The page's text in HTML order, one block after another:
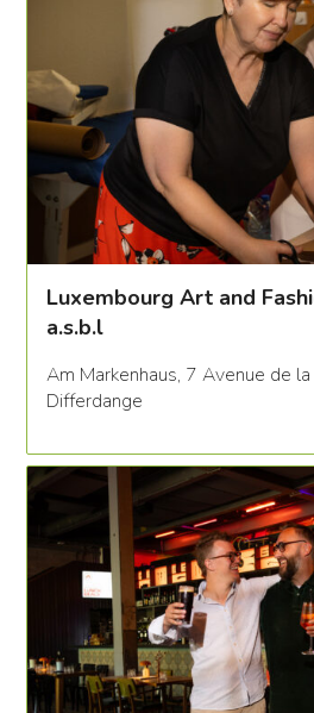
Luxembourg Art and
a.s.b.l
Am Markenhaus, 7 Avenue de
Differdange